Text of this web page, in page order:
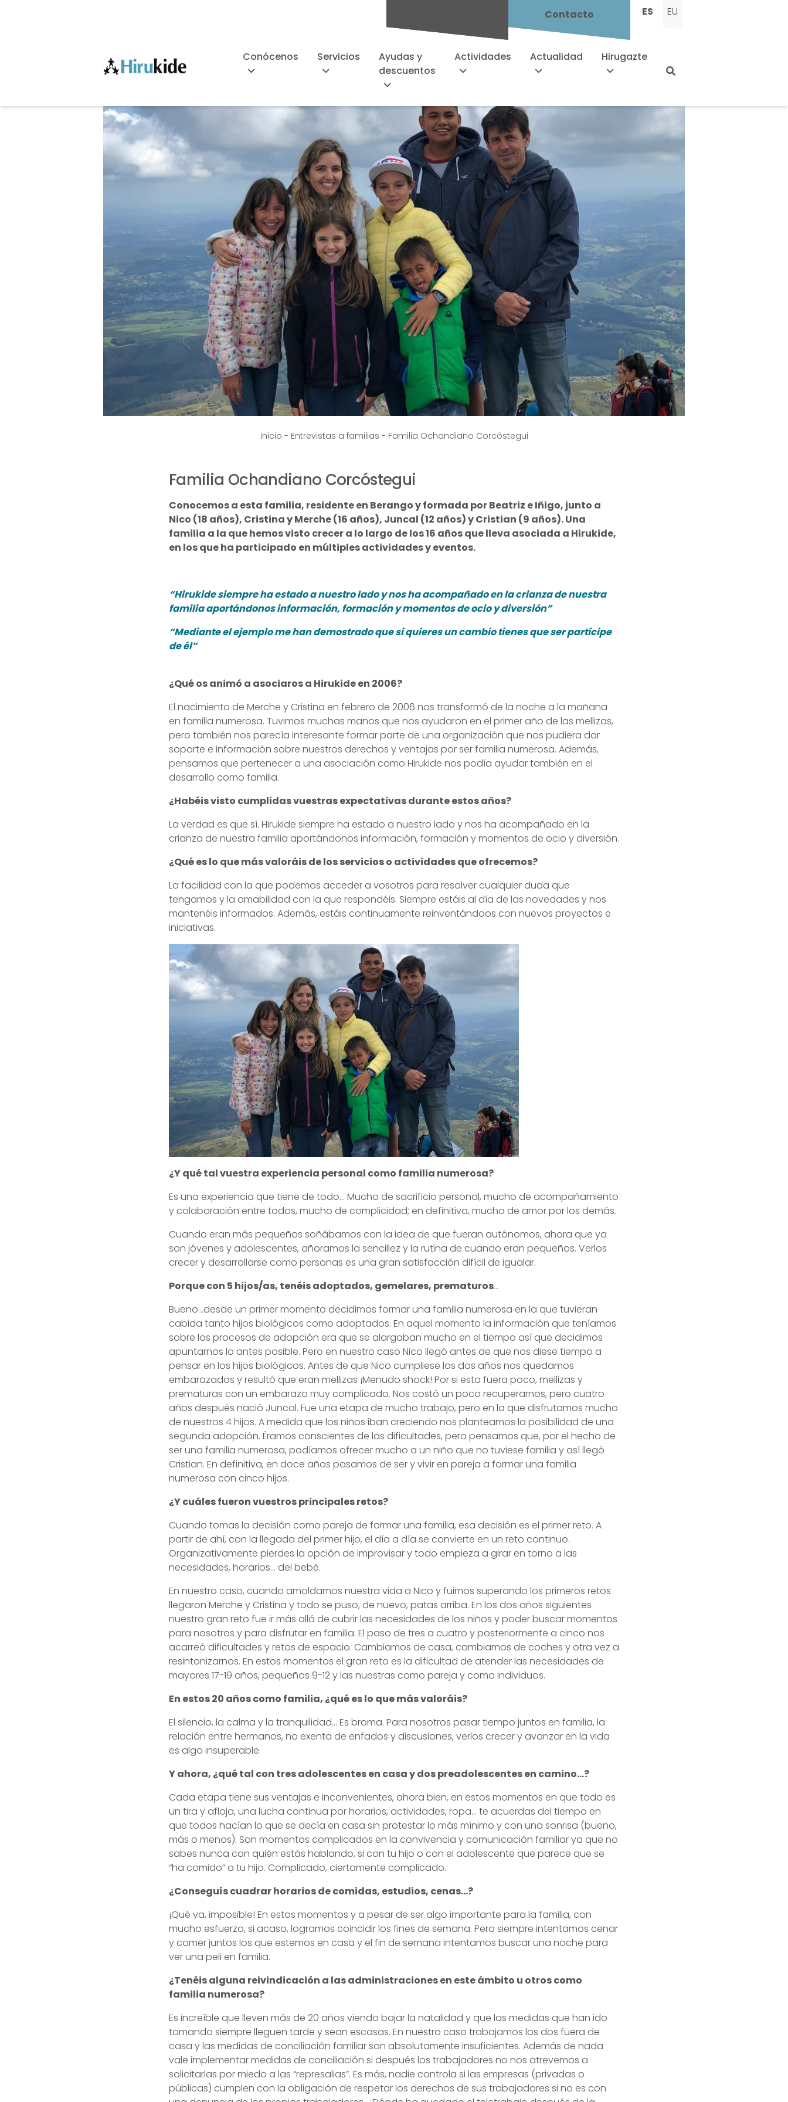
Contacto ES EU
Conócenos Servicios
Ayudas y
descuentos
Actividades Actualidad Hirugazte
Inicio - Entrevistas a familias - Familia Ochandiano Corcóstegui
Familia Ochandiano Corcóstegui
Conocemos a esta familia, residente en Berango y formada por Beatriz e Iñigo, junto a
Nico (18 años), Cristina y Merche (16 años), Juncal (12 años) y Cristian (9 años). Una
familia a la que hemos visto crecer a lo largo de los 16 años que lleva asociada a Hirukide,
en los que ha participado en múltiples actividades y eventos.
“Hirukide siempre ha estado a nuestro lado y nos ha acompañado en la crianza de nuestra
familia aportándonos información, formación y momentos de ocio y diversión”
“Mediante el ejemplo me han demostrado que si quieres un cambio tienes que ser partícipe
de él”
¿Qué os animó a asociaros a Hirukide en 2006?
El nacimiento de Merche y Cristina en febrero de 2006 nos transformó de la noche a la mañana
en familia numerosa. Tuvimos muchas manos que nos ayudaron en el primer año de las mellizas,
pero también nos parecía interesante formar parte de una organización que nos pudiera dar
soporte e información sobre nuestros derechos y ventajas por ser familia numerosa. Además,
pensamos que pertenecer a una asociación como Hirukide nos podía ayudar también en el
desarrollo como familia.
¿Habéis visto cumplidas vuestras expectativas durante estos años?
La verdad es que sí. Hirukide siempre ha estado a nuestro lado y nos ha acompañado en la
crianza de nuestra familia aportándonos información, formación y momentos de ocio y diversión.
¿Qué es lo que más valoráis de los servicios o actividades que ofrecemos?
La facilidad con la que podemos acceder a vosotros para resolver cualquier duda que
tengamos y la amabilidad con la que respondéis. Siempre estáis al día de las novedades y nos
mantenéis informados. Además, estáis continuamente reinventándoos con nuevos proyectos e
iniciativas.
¿Y qué tal vuestra experiencia personal como familia numerosa?
Es una experiencia que tiene de todo… Mucho de sacrificio personal, mucho de acompañamiento
y colaboración entre todos, mucho de complicidad; en definitiva, mucho de amor por los demás.
Cuando eran más pequeños soñábamos con la idea de que fueran autónomos, ahora que ya
son jóvenes y adolescentes, añoramos la sencillez y la rutina de cuando eran pequeños. Verlos
crecer y desarrollarse como personas es una gran satisfacción difícil de igualar.
Porque con 5 hijos/as, tenéis adoptados, gemelares, prematuros…
Bueno…desde un primer momento decidimos formar una familia numerosa en la que tuvieran
cabida tanto hijos biológicos como adoptados. En aquel momento la información que teníamos
sobre los procesos de adopción era que se alargaban mucho en el tiempo así que decidimos
apuntarnos lo antes posible. Pero en nuestro caso Nico llegó antes de que nos diese tiempo a
pensar en los hijos biológicos. Antes de que Nico cumpliese los dos años nos quedamos
embarazados y resultó que eran mellizas ¡Menudo shock! Por si esto fuera poco, mellizas y
prematuras con un embarazo muy complicado. Nos costó un poco recuperarnos, pero cuatro
años después nació Juncal. Fue una etapa de mucho trabajo, pero en la que disfrutamos mucho
de nuestros 4 hijos. A medida que los niños iban creciendo nos planteamos la posibilidad de una
segunda adopción. Éramos conscientes de las dificultades, pero pensamos que, por el hecho de
ser una familia numerosa, podíamos ofrecer mucho a un niño que no tuviese familia y así llegó
Cristian. En definitiva, en doce años pasamos de ser y vivir en pareja a formar una familia
numerosa con cinco hijos.
¿Y cuáles fueron vuestros principales retos?
Cuando tomas la decisión como pareja de formar una familia, esa decisión es el primer reto. A
partir de ahí, con la llegada del primer hijo, el día a día se convierte en un reto continuo.
Organizativamente pierdes la opción de improvisar y todo empieza a girar en torno a las
necesidades, horarios… del bebé.
En nuestro caso, cuando amoldamos nuestra vida a Nico y fuimos superando los primeros retos
llegaron Merche y Cristina y todo se puso, de nuevo, patas arriba. En los dos años siguientes
nuestro gran reto fue ir más allá de cubrir las necesidades de los niños y poder buscar momentos
para nosotros y para disfrutar en familia. El paso de tres a cuatro y posteriormente a cinco nos
acarreó dificultades y retos de espacio. Cambiamos de casa, cambiamos de coches y otra vez a
resintonizarnos. En estos momentos el gran reto es la dificultad de atender las necesidades de
mayores 17-19 años, pequeños 9-12 y las nuestras como pareja y como individuos.
En estos 20 años como familia, ¿qué es lo que más valoráis?
El silencio, la calma y la tranquilidad… Es broma. Para nosotros pasar tiempo juntos en familia, la
relación entre hermanos, no exenta de enfados y discusiones, verlos crecer y avanzar en la vida
es algo insuperable.
Y ahora, ¿qué tal con tres adolescentes en casa y dos preadolescentes en camino…?
Cada etapa tiene sus ventajas e inconvenientes, ahora bien, en estos momentos en que todo es
un tira y afloja, una lucha continua por horarios, actividades, ropa… te acuerdas del tiempo en
que todos hacían lo que se decía en casa sin protestar lo más mínimo y con una sonrisa (bueno,
más o menos). Son momentos complicados en la convivencia y comunicación familiar ya que no
sabes nunca con quién estás hablando, si con tu hijo o con el adolescente que parece que se
“ha comido” a tu hijo. Complicado, ciertamente complicado.
¿Conseguís cuadrar horarios de comidas, estudios, cenas…?
¡Qué va, imposible! En estos momentos y a pesar de ser algo importante para la familia, con
mucho esfuerzo, si acaso, logramos coincidir los fines de semana. Pero siempre intentamos cenar
y comer juntos los que estemos en casa y el fin de semana intentamos buscar una noche para
ver una peli en familia.
¿Tenéis alguna reivindicación a las administraciones en este ámbito u otros como
familia numerosa?
Es increíble que lleven más de 20 años viendo bajar la natalidad y que las medidas que han ido
tomando siempre lleguen tarde y sean escasas. En nuestro caso trabajamos los dos fuera de
casa y las medidas de conciliación familiar son absolutamente insuficientes. Además de nada
vale implementar medidas de conciliación si después los trabajadores no nos atrevemos a
solicitarlas por miedo a las “represalias”. Es más, nadie controla si las empresas (privadas o
públicas) cumplen con la obligación de respetar los derechos de sus trabajadores si no es con